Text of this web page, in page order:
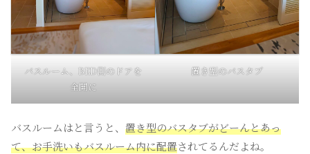
バスルーム、BED側のドアを
全開に
置き型のバスタブ
バスルームはと言うと、 置き型のバスタブがどーんとあっ
て、お手洗いもバスルーム内に配置されてるんだよね。